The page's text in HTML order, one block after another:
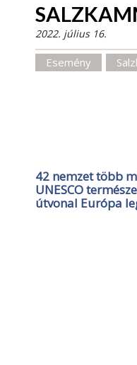
2022. július 16.
Esemény
42 nemzet több
UNESCO
útvonal Európa